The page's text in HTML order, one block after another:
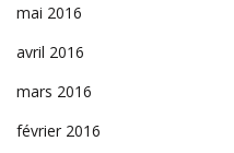
mai 2016
avril 2016
mars 2016
février 2016